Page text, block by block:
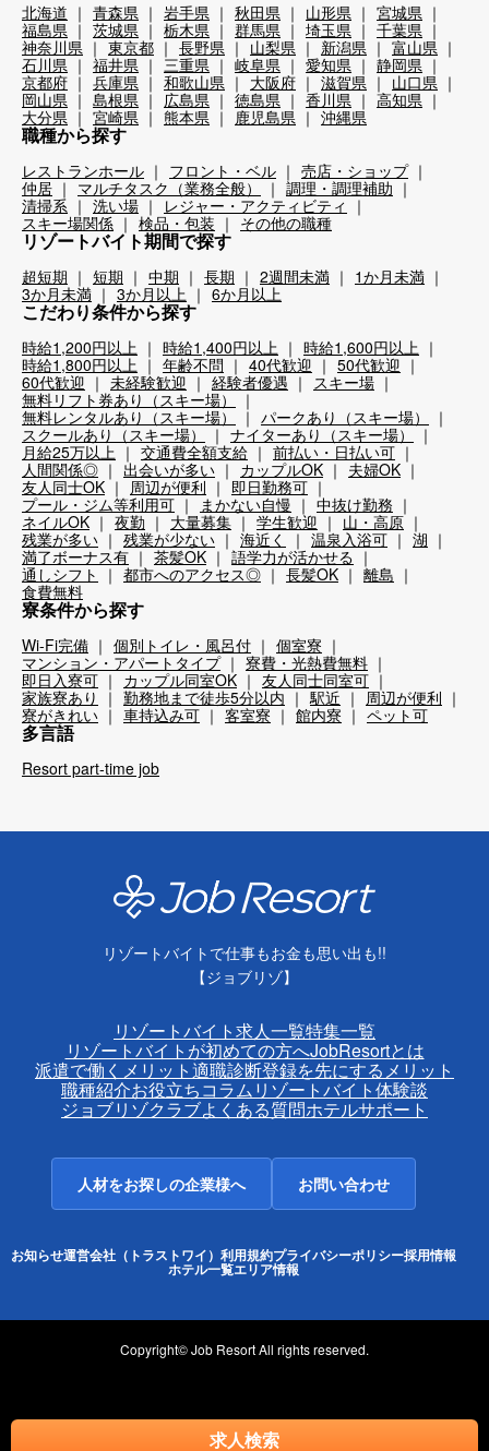
求人検索
北海道 青森県 岩手県 秋田県 山形県
宮城県
福島県
茨城県 栃木県 群馬県 埼玉県
千葉県
神奈川県
東京都 長野県 山梨県 新潟県
富山県
石川県
福井県 三重県 岐阜県 愛知県
静岡県
京都府
兵庫県 和歌山県 大阪府 滋賀県
山口県
岡山県
島根県 広島県 徳島県 香川県
高知県
大分県
宮崎県 熊本県 鹿児島県 沖縄県
職種から探す
レストランホール フロント・ベル
売店・ショップ
仲居
マルチタスク（業務全般）
調理・調理補助
清掃系
洗い場
レジャー・アクティビティ
スキー場関係
検品・包装 その他の職種
リゾートバイト期間で探す
超短期 短期 中期 長期 2週間未満
1か月未満
3か月未満
3か月以上 6か月以上
こだわり条件から探す
時給1,200円以上 時給1,400円以上
時給1,600円以上
時給1,800円以上
年齢不問 40代歓迎
50代歓迎
60代歓迎
未経験歓迎 経験者優遇
スキー場
無料リフト券あり（スキー場）
無料レンタルあり（スキー場）
パークあり（スキー場）
スクールあり（スキー場）
ナイターあり（スキー場）
月給25万以上
交通費全額支給
前払い・日払い可
人間関係◎
出会いが多い カップルOK
夫婦OK
友人同士OK
周辺が便利
即日勤務可
プール・ジム等利用可
まかない自慢
中抜け勤務
ネイルOK
夜勤 大量募集 学生歓迎
山・高原
残業が多い
残業が少ない 海近く 温泉入浴可
湖
満了ボーナス有
茶髪OK
語学力が活かせる
通しシフト
都市へのアクセス◎ 長髪OK
離島
食費無料
寮条件から探す
Wi-Fi完備 個別トイレ・風呂付
個室寮
マンション・アパートタイプ
寮費・光熱費無料
即日入寮可
カップル同室OK
友人同士同室可
家族寮あり
勤務地まで徒歩5分以内 駅近
周辺が便利
寮がきれい
車持込み可 客室寮 館内寮 ペット可
多言語
Resort part-time job
リゾートバイトで仕事もお金も思い出も!!
【ジョブリゾ】
リゾートバイト求人一覧特集一覧
リゾートバイトが初めての方へJobResortとは
派遣で働くメリット適職診断登録を先にするメリット
職種紹介お役立ちコラムリゾートバイト体験談
ジョブリゾクラブよくある質問ホテルサポート
人材をお探しの企業様へ お問い合わせ
お知らせ運営会社（トラストワイ） 利用規約プライバシーポリシー採用情報
ホテル一覧エリア情報
Copyright© Job Resort All rights reserved.